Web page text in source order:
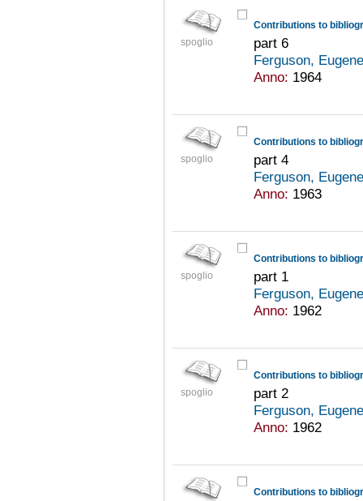
spoglio
Contributions to
part 6
Ferguson,
Anno: 1964
spoglio
Contributions to
part 4
Ferguson,
Anno: 1963
spoglio
Contributions to
part 1
Ferguson,
Anno: 1962
spoglio
Contributions to
part 2
Ferguson,
Anno: 1962
Contributions to